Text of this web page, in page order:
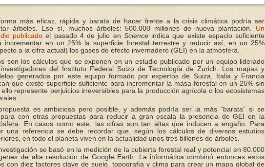
más eficaz, rápida y barata de hacer frente a la crisis climática podría ser
árboles. Eso sí, muchos árboles: 500.000 millones de nueva plantación. Un
publicado el pasado 4 de julio en Scienceindica que existe espacio suficiente
incrementar en un 25% la superficie forestal terrestre y reducir así, en un 25%
a la cifra actual) los gases de efecto invernadero (GEI) en la atmósfera.
son los cálculos que se exponen en un estudio publicado por un equipo liderado
del Instituto Federal Suizo de Tecnología de Zurich. Los mapas y
generados por este equipo formado por expertos de Suiza, Italia y Francia
que existe superficie suficiente para incrementar la masa forestal en un 25% sin
represente perjuicios irreversibles para la producción agrícola o los ecosistemas
es ambiciosa pero posible, y además podría ser la más “barata” si se
con otras propuestas para reducir a gran escala la presencia de GEI en la
En casos como este, las cifras son tan altas que inducen a engaño. Para
una referencia se debe recordar que, según los cálculos de diversos estudios
en todo el planeta viven en la actualidad unos tres billones de árboles.
se basó en la medición de la cubierta forestal real y potencial en 80.000
de alta resolución de Google Earth. La informática combinó entonces estos
con diez factores clave de suelo, topografía y clima para crear un mapa global de